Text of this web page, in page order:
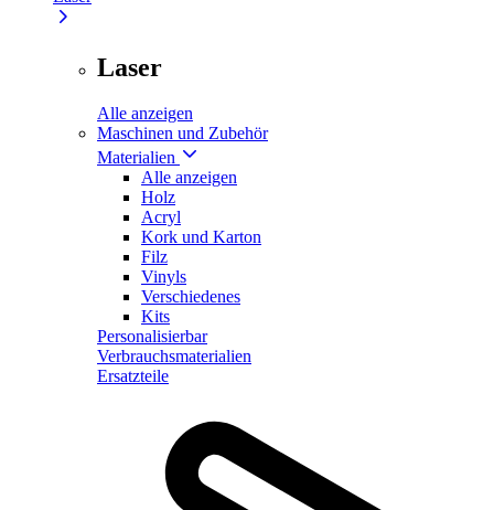
Laser
Alle anzeigen
Maschinen und Zubehör
Materialien
Alle anzeigen
Holz
Acryl
Kork und Karton
Filz
Vinyls
Verschiedenes
Kits
Personalisierbar
Verbrauchsmaterialien
Ersatzteile